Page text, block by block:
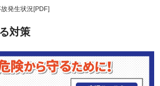
発生状況[PDF]
対策